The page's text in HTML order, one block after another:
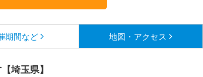
期間など 地図・アクセス
埼玉県】